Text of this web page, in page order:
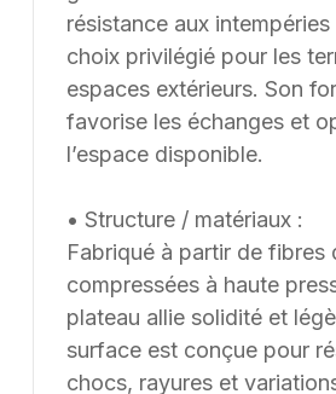
résistance aux
choix privilégié pour les
espaces extérieurs. Son
favorise les échanges et
l’espace disponible.
• Structure / matériaux :
Fabriqué à partir de fibres
compressées à haute
plateau allie solidité et
surface est conçue pour
chocs, rayures et